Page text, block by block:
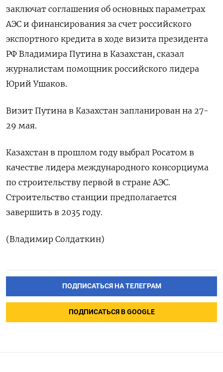
‌заключат соглашения об основных параметрах ​
АЭС и ​финансирования ​за счет российского
⁠экспортного ‌кредита в ‌ходе визита президента ​
РФ Владимира Путина ‌в Казахстан, ​сказал
журналистам ‌помощник российского лидера
Юрий Ушаков.
Визит Путина в ​Казахстан ​запланирован ‌на 27-
29 ​мая.
Казахстан в прошлом году выбрал Росатом в
качестве лидера международного консорциума ​
по ⁠строительству первой в ‌стране АЭС.
Строительство ‌станции предполагается
завершить ​в 2035 ‌году.
(Владимир Солдаткин)
ПОДПИСАТЬСЯ НА ТЕЛЕГРАМ
ПОДПИСАТЬСЯ В GOOGLE